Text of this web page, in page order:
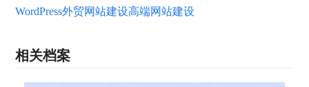
WordPress外贸网站建设高端网站建设
相关档案